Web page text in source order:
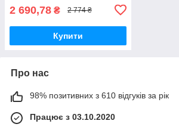
2 690,78 ₴ 2 774 ₴
Купити
Про нас
98% позитивних з 610 відгуків за рік
Працює з 03.10.2020